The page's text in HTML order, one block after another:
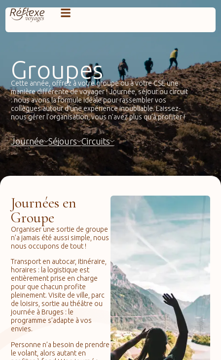
Groupes
Cette année, offrez à votre groupe ou à votre CSE une
manière différente de voyager ! Journée, séjour ou circuit
: nous avons la formule idéale pour rassembler vos
collègues autour d’une expérience inoubliable. Laissez-
nous gérer l’organisation, vous n’avez plus qu’à profiter !
Journée Séjours Circuits
Journées en
Groupe
Organiser une sortie de groupe
n’a jamais été aussi simple, nous
nous occupons de tout !
Transport en autocar, itinéraire,
horaires : la logistique est
entièrement prise en charge
pour que chacun profite
pleinement. Visite de ville, parc
de loisirs, sortie au théâtre ou
journée à Bruges : le
programme s’adapte à vos
envies.
Personne n’a besoin de prendre
le volant, alors autant en